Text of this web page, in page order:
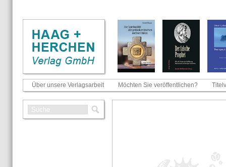
Über unsere Verlagsarbeit Möchten Sie veröffentlichen?